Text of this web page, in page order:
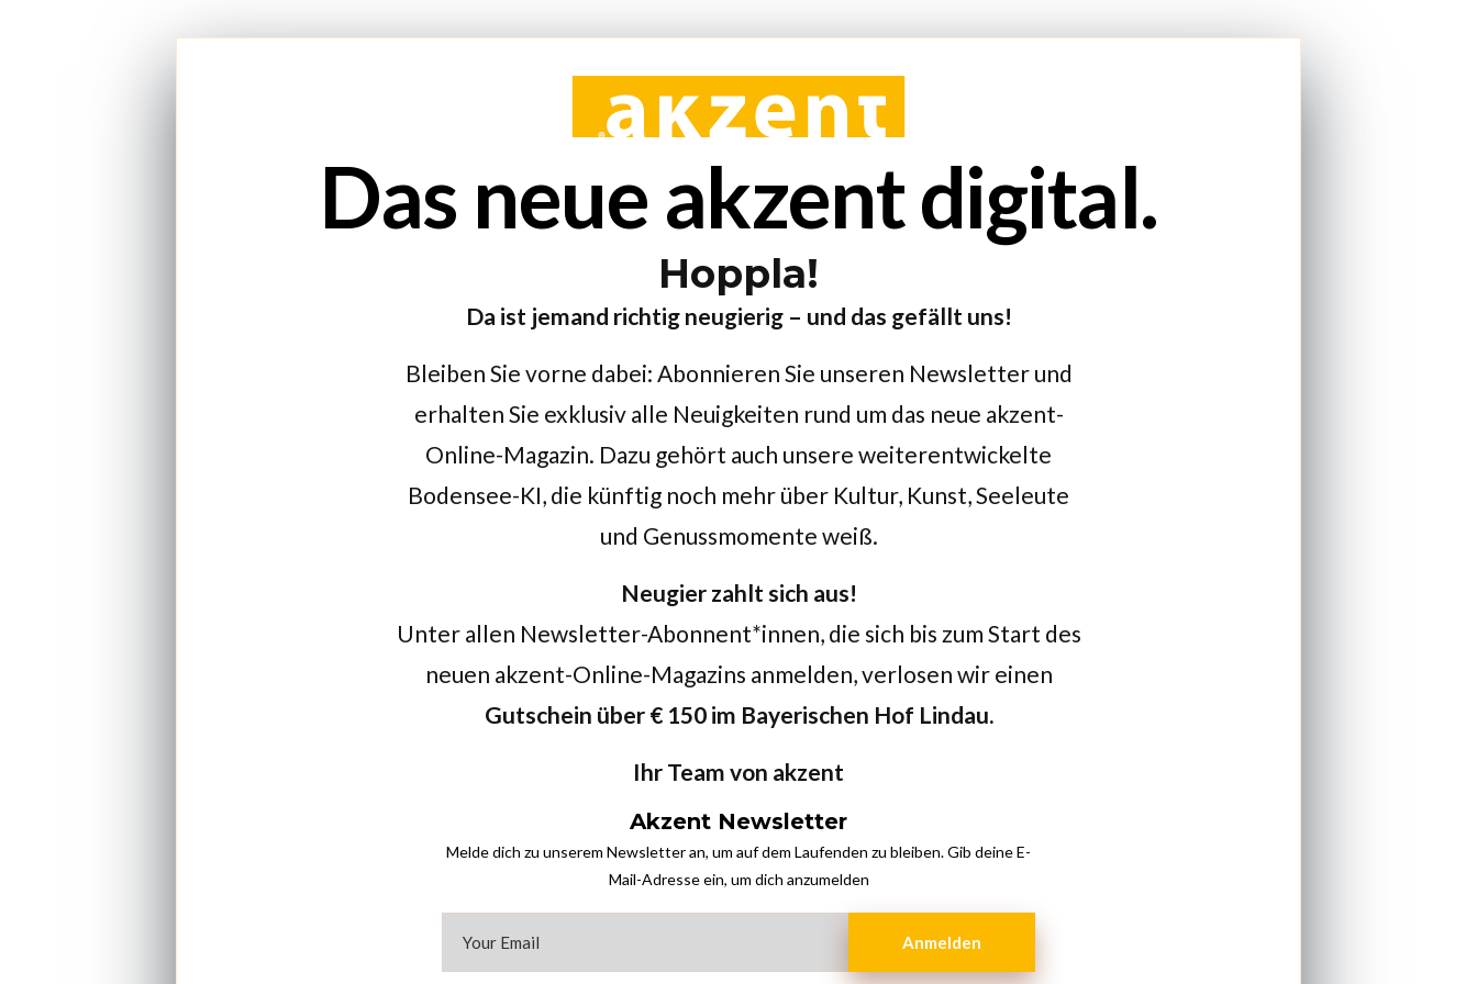
Das neue akzent digital.
Hoppla!
Da ist jemand richtig neugierig – und das gefällt uns!
Bleiben Sie vorne dabei: Abonnieren Sie unseren Newsletter und
erhalten Sie exklusiv alle Neuigkeiten rund um das neue akzent-
Online-Magazin. Dazu gehört auch unsere weiterentwickelte
Bodensee-KI, die künftig noch mehr über Kultur, Kunst, Seeleute
und Genussmomente weiß.
Neugier zahlt sich aus!
Unter allen Newsletter-Abonnent*innen, die sich bis zum Start des
neuen akzent-Online-Magazins anmelden, verlosen wir einen
Gutschein über € 150 im Bayerischen Hof Lindau.
Ihr Team von akzent
Akzent Newsletter
Melde dich zu unserem Newsletter an, um auf dem Laufenden zu bleiben. Gib deine E-
Mail-Adresse ein, um dich anzumelden
Anmelden